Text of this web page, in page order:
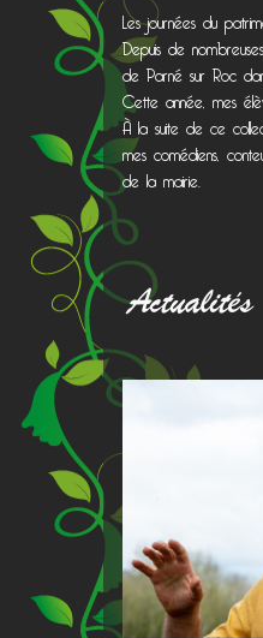
Les journées du
Depuis de
de Parné sur Roc
Cette année, mes
À la suite de ce
mes comédiens,
de la mairie.
Actualités